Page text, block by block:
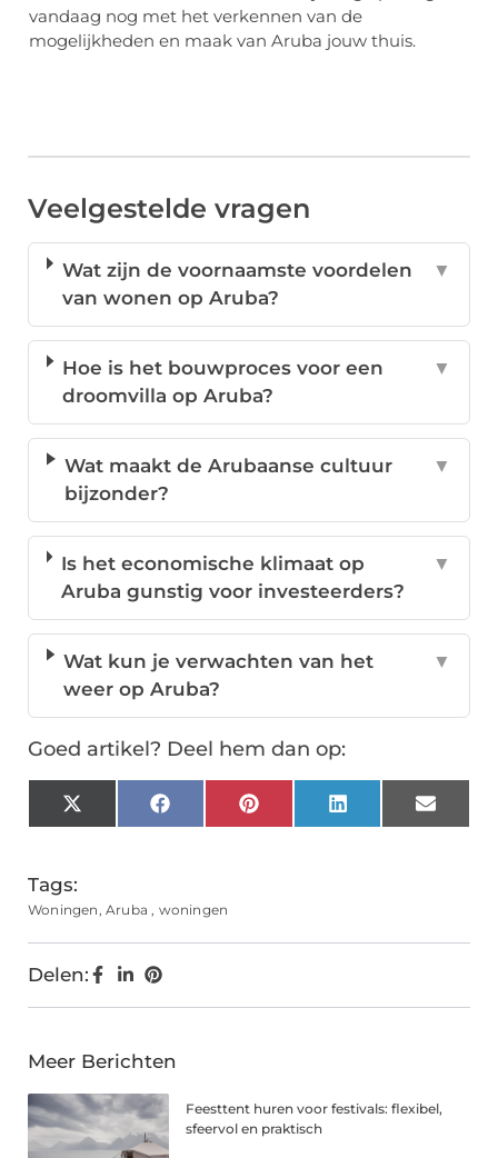
vandaag nog met het verkennen van de
mogelijkheden en maak van Aruba jouw thuis.
Veelgestelde vragen
Wat zijn de voornaamste voordelen
van wonen op Aruba?
▼
Hoe is het bouwproces voor een
droomvilla op Aruba?
▼
Wat maakt de Arubaanse cultuur
bijzonder?
▼
Is het economische klimaat op
Aruba gunstig voor investeerders?
▼
Wat kun je verwachten van het
weer op Aruba?
▼
Goed artikel? Deel hem dan op:
X
(Twitter)
FacebookPinterestLinkedInEmail
Tags:
Woningen,Aruba , woningen
Delen:
Meer Berichten
Feesttent huren voor festivals: flexibel,
sfeervol en praktisch